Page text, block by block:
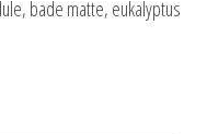
bade matte, eukalyptus